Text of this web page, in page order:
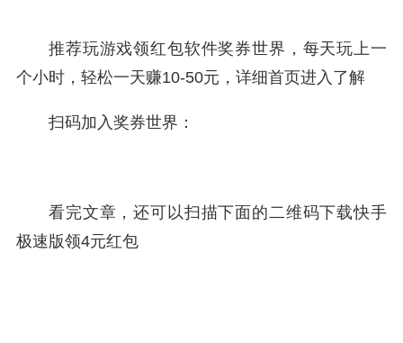
推荐玩游戏领红包软件奖券世界，每天玩上一
个小时，轻松一天赚10-50元，详细首页进入了解
扫码加入奖券世界：
看完文章，还可以扫描下面的二维码下载快手
极速版领4元红包